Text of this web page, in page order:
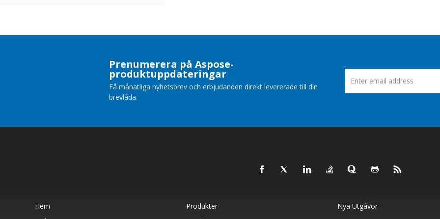
Prenumerera på Aspose-
produktuppdateringar
Få månatliga nyhetsbrev och erbjudanden direkt levererade till din
brevlåda.
Hem Produkter
Nya Utgåvor